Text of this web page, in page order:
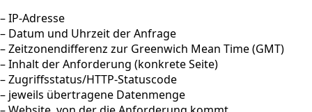
– IP-Adresse
– Datum und Uhrzeit der Anfrage
– Zeitzonendifferenz zur Greenwich Mean Time (GMT)
– Inhalt der Anforderung (konkrete Seite)
– Zugriffsstatus/HTTP-Statuscode
– jeweils übertragene Datenmenge